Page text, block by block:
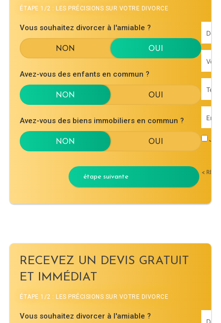
ÉTAPE 1/2 : LES PRÉCISIONS SUR VOTRE DIVORCE
Vous souhaitez divorcer à l'amiable ?
Avez-vous des enfants en commun ?
Avez-vous des biens immobiliers en commun ?
étape suivante <
RECEVEZ UN DEVIS GRATUIT
ET IMMÉDIAT
ÉTAPE 1/2 : LES PRÉCISIONS SUR VOTRE DIVORCE
Vous souhaitez divorcer à l'amiable ?